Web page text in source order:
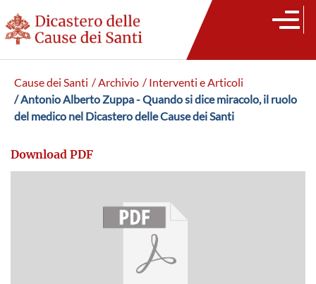
Cause dei Santi / Archivio / Interventi e Articoli
/ Antonio Alberto Zuppa - Quando si dice miracolo, il ruolo
del medico nel Dicastero delle Cause dei Santi
Download PDF